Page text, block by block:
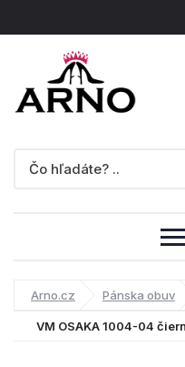
Arno.cz Pánska obuv
VM OSAKA 1004-04